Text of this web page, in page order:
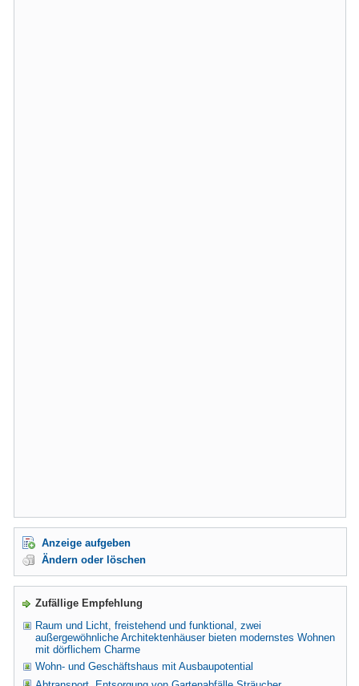
Anzeige aufgeben
Ändern oder löschen
Zufällige Empfehlung
Raum und Licht, freistehend und funktional, zwei
außergewöhnliche Architektenhäuser bieten modernstes Wohnen
mit dörflichem Charme
Wohn- und Geschäftshaus mit Ausbaupotential